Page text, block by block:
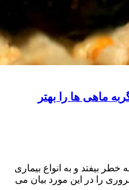
ماهی ها را بهتر
بیفتد و به انواع بیماری
را در این مورد بیان می